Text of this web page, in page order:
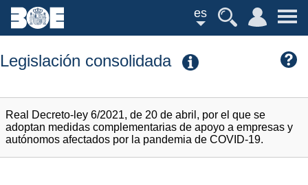
es
Legislación consolidada
Real Decreto-ley 6/2021, de 20 de abril, por el que se
adoptan medidas complementarias de apoyo a empresas y
autónomos afectados por la pandemia de COVID-19.